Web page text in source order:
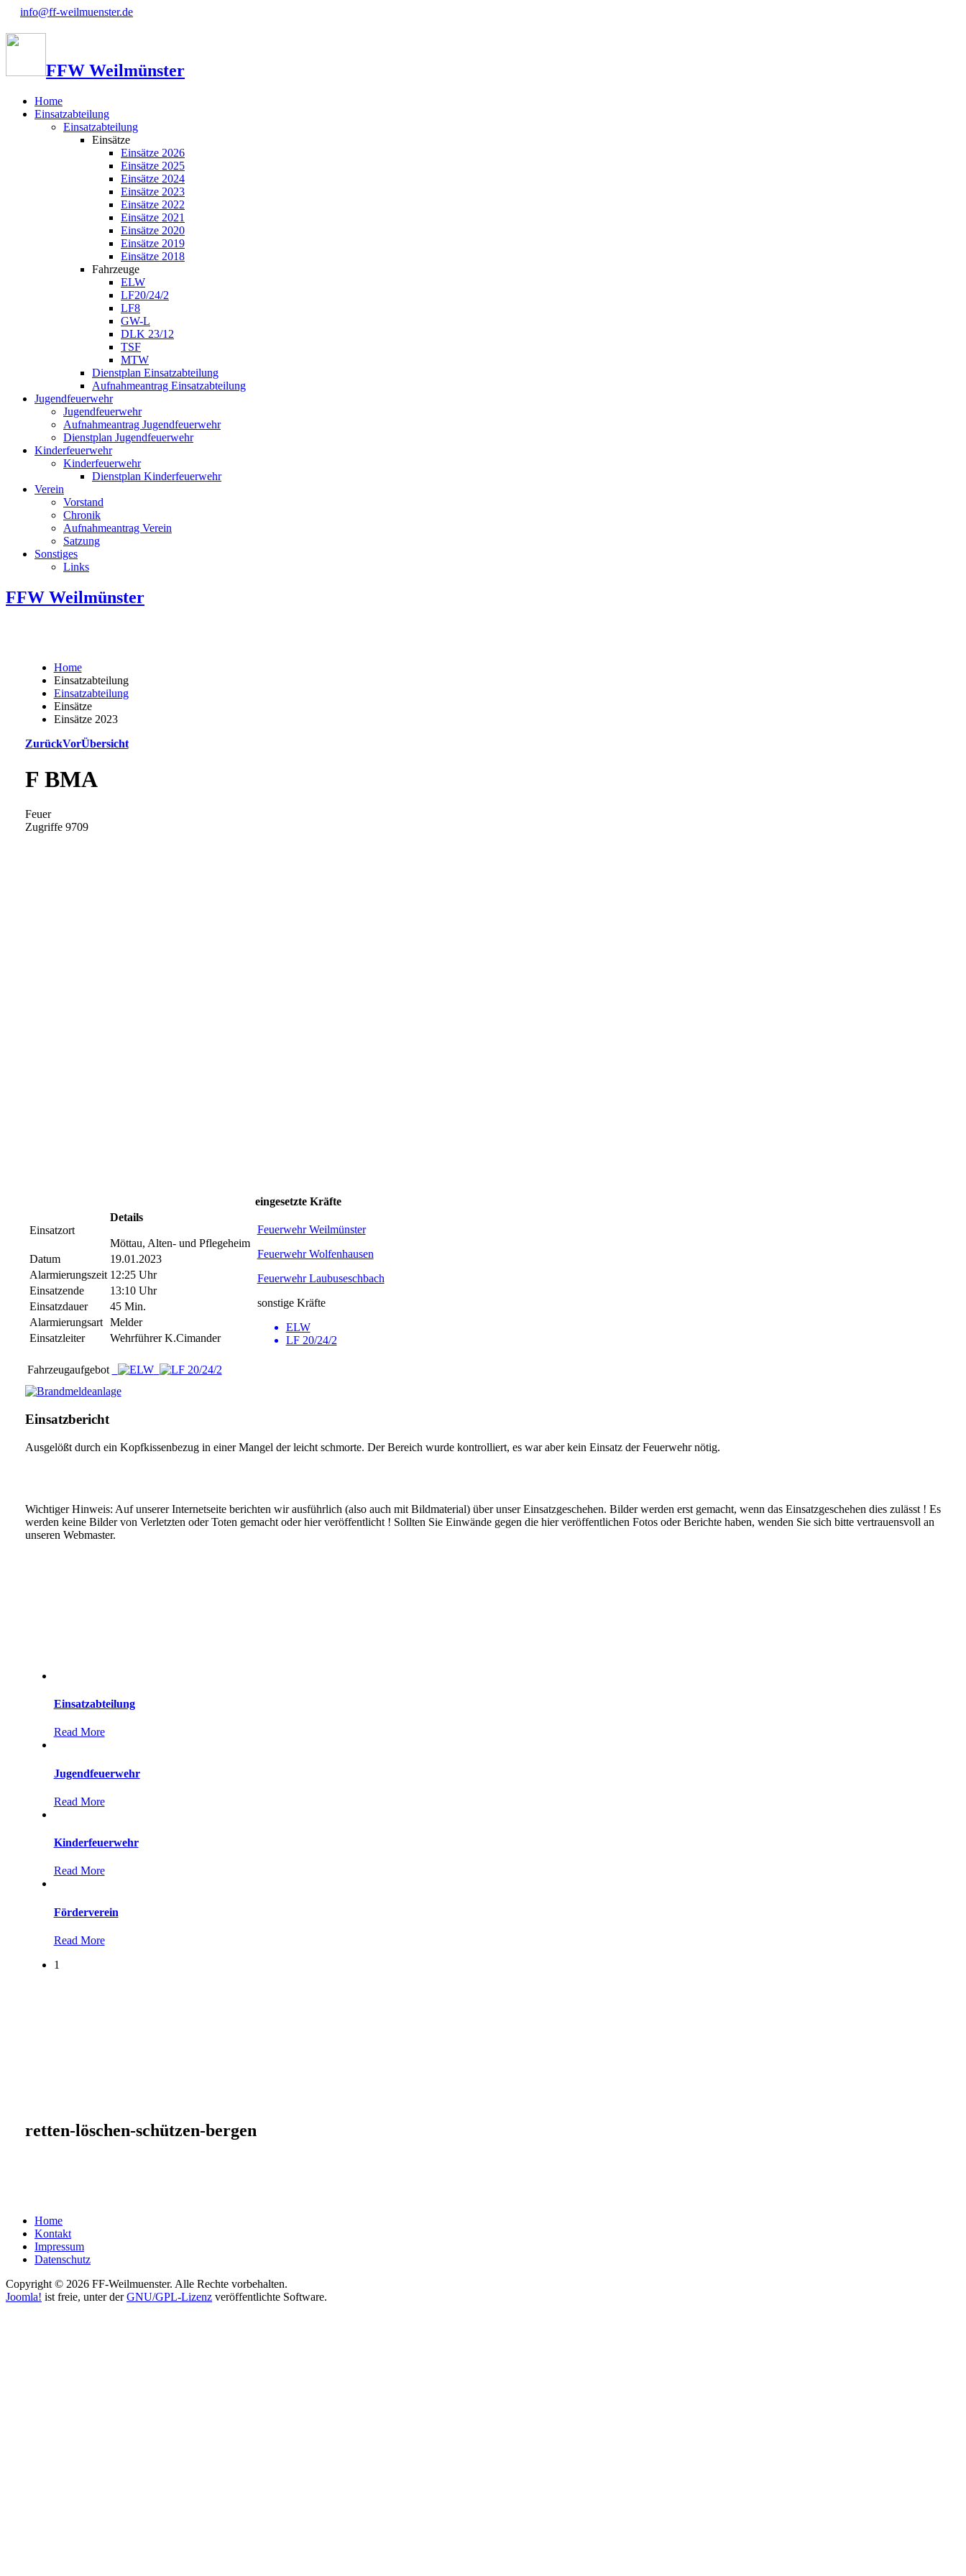
info@ff-weilmuenster.de
FFW Weilmünster
Home
Einsatzabteilung
Einsatzabteilung
Einsätze
Einsätze 2026
Einsätze 2025
Einsätze 2024
Einsätze 2023
Einsätze 2022
Einsätze 2021
Einsätze 2020
Einsätze 2019
Einsätze 2018
Fahrzeuge
ELW
LF20/24/2
LF8
GW-L
DLK 23/12
TSF
MTW
Dienstplan Einsatzabteilung
Aufnahmeantrag Einsatzabteilung
Jugendfeuerwehr
Jugendfeuerwehr
Aufnahmeantrag Jugendfeuerwehr
Dienstplan Jugendfeuerwehr
Kinderfeuerwehr
Kinderfeuerwehr
Dienstplan Kinderfeuerwehr
Verein
Vorstand
Chronik
Aufnahmeantrag Verein
Satzung
Sonstiges
Links
FFW Weilmünster
Home
Einsatzabteilung
Einsatzabteilung
Einsätze
Einsätze 2023
ZurückVorÜbersicht
F BMA
Feuer
Zugriffe 9709
Einsatzort
Details
Möttau, Alten- und Pflegeheim
Datum
19.01.2023
Alarmierungszeit 12:25 Uhr
Einsatzende
13:10 Uhr
Einsatzdauer
45 Min.
Alarmierungsart
Melder
Einsatzleiter
Wehrführer K.Cimander
eingesetzte Kräfte
Feuerwehr Weilmünster
Feuerwehr Wolfenhausen
Feuerwehr Laubuseschbach
sonstige Kräfte
ELW
LF 20/24/2
Fahrzeugaufgebot
Einsatzbericht
Ausgelößt durch ein Kopfkissenbezug in einer Mangel der leicht schmorte. Der Bereich wurde kontrolliert, es war aber kein Einsatz der Feuerwehr nötig.
Wichtiger Hinweis: Auf unserer Internetseite berichten wir ausführlich (also auch mit Bildmaterial) über unser Einsatzgeschehen. Bilder werden erst gemacht, wenn das Einsatzgeschehen dies zulässt ! Es
werden keine Bilder von Verletzten oder Toten gemacht oder hier veröffentlicht ! Sollten Sie Einwände gegen die hier veröffentlichen Fotos oder Berichte haben, wenden Sie sich bitte vertrauensvoll an
unseren Webmaster.
Einsatzabteilung
Read More
Jugendfeuerwehr
Read More
Kinderfeuerwehr
Read More
Förderverein
Read More
1
retten-löschen-schützen-bergen
Home
Kontakt
Impressum
Datenschutz
Copyright © 2026 FF-Weilmuenster. Alle Rechte vorbehalten.
Joomla! ist freie, unter derGNU/GPL-Lizenz veröffentlichte Software.